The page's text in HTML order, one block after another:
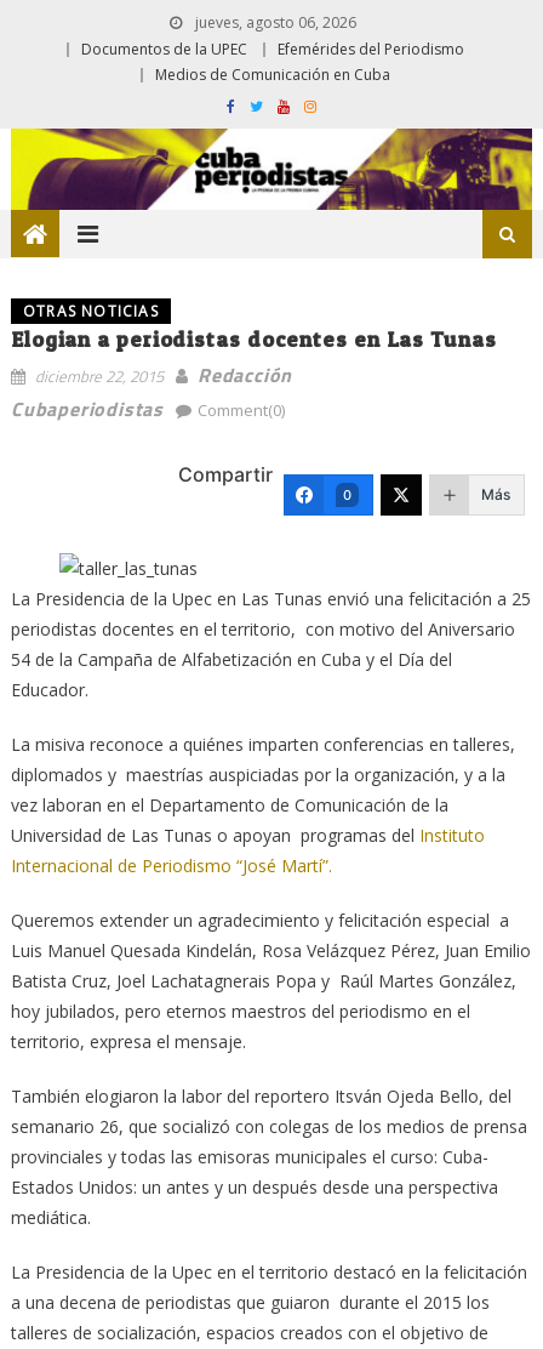
jueves, agosto 06, 2026
Documentos de la UPEC
Efemérides del Periodismo
Medios de Comunicación en Cuba
OTRAS NOTICIAS
Elogian a periodistas docentes en Las Tunas
diciembre 22, 2015
Redacción
Cubaperiodistas
Comment(0)
Compartir
0 Más
La Presidencia de la Upec en Las Tunas envió una felicitación a 25
periodistas docentes en el territorio, con motivo del Aniversario
54 de la Campaña de Alfabetización en Cuba y el Día del
Educador.
La misiva reconoce a quiénes imparten conferencias en talleres,
diplomados y maestrías auspiciadas por la organización, y a la
vez laboran en el Departamento de Comunicación de la
Universidad de Las Tunas o apoyan programas del Instituto
Internacional de Periodismo “José Martí”.
Queremos extender un agradecimiento y felicitación especial a
Luis Manuel Quesada Kindelán, Rosa Velázquez Pérez, Juan Emilio
Batista Cruz, Joel Lachatagnerais Popa y Raúl Martes González,
hoy jubilados, pero eternos maestros del periodismo en el
territorio, expresa el mensaje.
También elogiaron la labor del reportero Itsván Ojeda Bello, del
semanario 26, que socializó con colegas de los medios de prensa
provinciales y todas las emisoras municipales el curso: Cuba-
Estados Unidos: un antes y un después desde una perspectiva
mediática.
La Presidencia de la Upec en el territorio destacó en la felicitación
a una decena de periodistas que guiaron durante el 2015 los
talleres de socialización, espacios creados con el objetivo de